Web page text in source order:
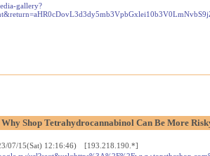
gallery?
Why Shop Tetrahydrocannabinol Can Be More
07/15(Sat) 12:16:46) [193.218.190.*]